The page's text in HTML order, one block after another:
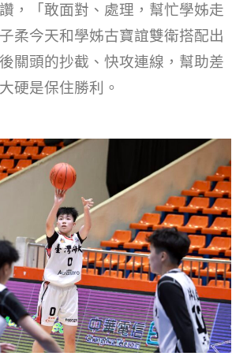
，「敢面對、處理，幫忙學姊走
柔今天和學姊古寶誼雙衛搭配出
關頭的抄截、快攻連線，幫助差
硬是保住勝利。